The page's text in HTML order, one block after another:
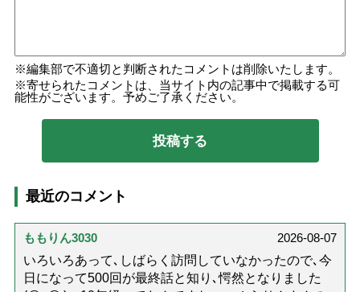
編集部で不適切と判断されたコメントは削除いたします。
寄せられたコメントは、当サイト内の記事中で掲載する可
能性がございます。予めご了承ください。
最近のコメント
ももりん3030
2026-08-07
いろいろあって､しばらく訪問していなかったので､今
日になって500回が最終話と知り､愕然となりました